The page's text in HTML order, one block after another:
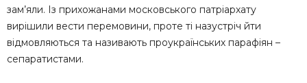
зам’яли. Із прихожанами московського патріархату
вирішили вести перемовини, проте ті назустріч йти
відмовляються та називають проукраїнських парафіян –
сепаратистами.